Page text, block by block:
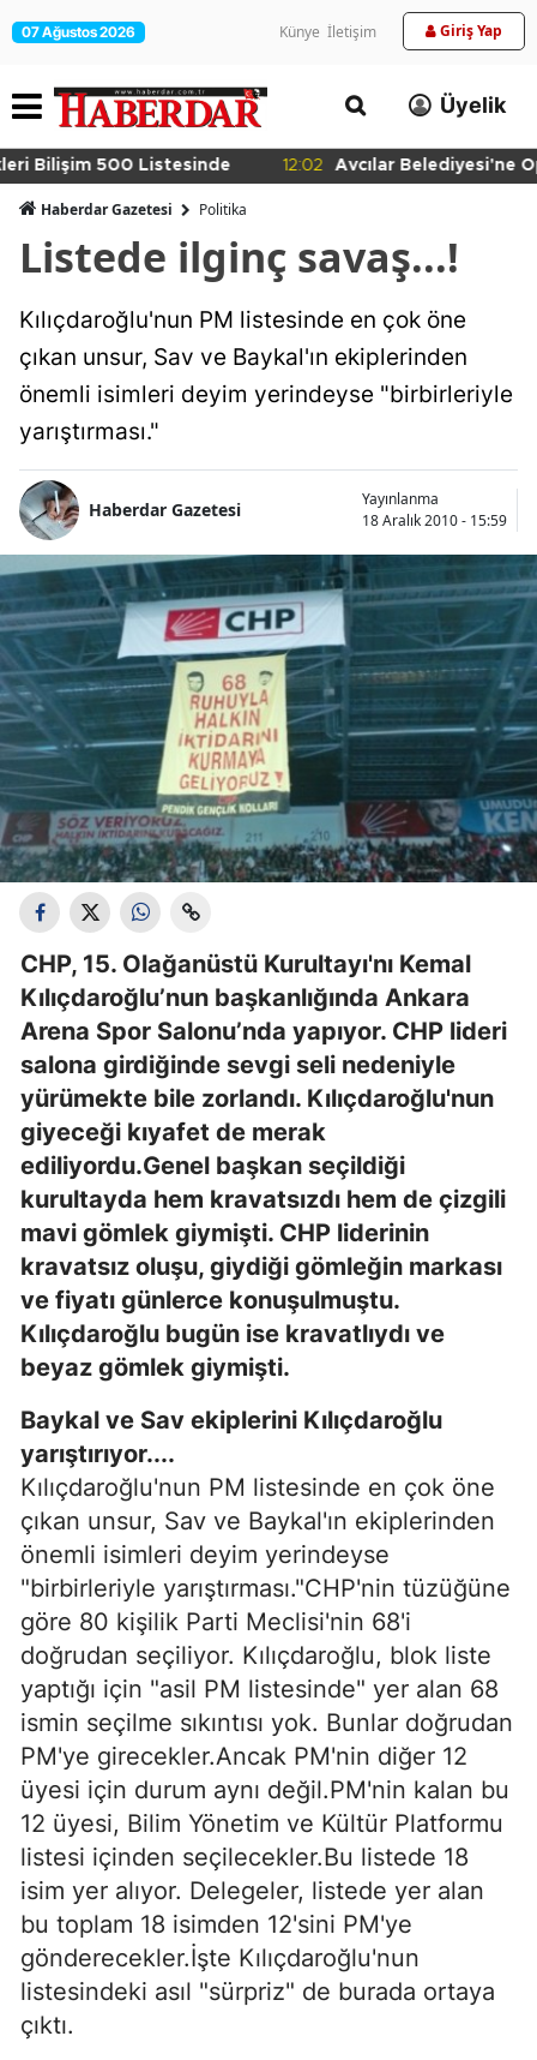
07 Ağustos 2026 Künye İletişim Giriş Yap
Üyelik
12:02 Avcılar Belediyesi'ne Operasyon
Haberdar Gazetesi Politika
Listede ilginç savaş...!
Kılıçdaroğlu'nun PM listesinde en çok öne
çıkan unsur, Sav ve Baykal'ın ekiplerinden
önemli isimleri deyim yerindeyse "birbirleriyle
yarıştırması."
Haberdar Gazetesi
Yayınlanma
18 Aralık 2010 - 15:59
CHP, 15. Olağanüstü Kurultayı'nı Kemal
Kılıçdaroğlu’nun başkanlığında Ankara
Arena Spor Salonu’nda yapıyor. CHP lideri
salona girdiğinde sevgi seli nedeniyle
yürümekte bile zorlandı. Kılıçdaroğlu'nun
giyeceği kıyafet de merak
ediliyordu.Genel başkan seçildiği
kurultayda hem kravatsızdı hem de çizgili
mavi gömlek giymişti. CHP liderinin
kravatsız oluşu, giydiği gömleğin markası
ve fiyatı günlerce konuşulmuştu.
Kılıçdaroğlu bugün ise kravatlıydı ve
beyaz gömlek giymişti.
Baykal ve Sav ekiplerini Kılıçdaroğlu
yarıştırıyor....
Kılıçdaroğlu'nun PM listesinde en çok öne
çıkan unsur, Sav ve Baykal'ın ekiplerinden
önemli isimleri deyim yerindeyse
"birbirleriyle yarıştırması."CHP'nin tüzüğüne
göre 80 kişilik Parti Meclisi'nin 68'i
doğrudan seçiliyor. Kılıçdaroğlu, blok liste
yaptığı için "asil PM listesinde" yer alan 68
ismin seçilme sıkıntısı yok. Bunlar doğrudan
PM'ye girecekler.Ancak PM'nin diğer 12
üyesi için durum aynı değil.PM'nin kalan bu
12 üyesi, Bilim Yönetim ve Kültür Platformu
listesi içinden seçilecekler.Bu listede 18
isim yer alıyor. Delegeler, listede yer alan
bu toplam 18 isimden 12'sini PM'ye
gönderecekler.İşte Kılıçdaroğlu'nun
listesindeki asıl "sürpriz" de burada ortaya
çıktı.